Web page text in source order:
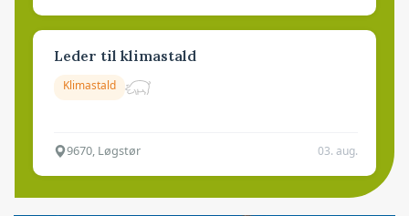
Leder til klimastald
Klimastald
9670, Løgstør 03. aug.